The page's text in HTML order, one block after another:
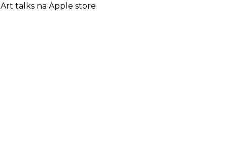
Art talks na Apple store